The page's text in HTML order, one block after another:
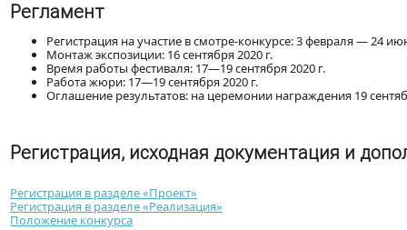
Регламент
Регистрация на участие в смотре-конкурсе: 3 февраля — 24
Монтаж экспозиции: 16 сентября 2020 г.
Время работы фестиваля: 17—19 сентября 2020 г.
Работа жюри: 17—19 сентября 2020 г.
Оглашение результатов: на церемонии награждения 19
Регистрация, исходная документация и
Регистрация в разделе «Проект»
Регистрация в разделе «Реализация»
Положение конкурса